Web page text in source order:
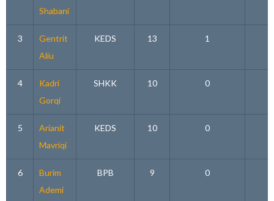
Shabani
3
Gentrit
Aliu
KEDS 13 1
4
Kadri
Gorqi
SHKK 10 0
5
Arianit
Mavriqi
KEDS 10 0
6
Burim
Ademi
BPB 9 0